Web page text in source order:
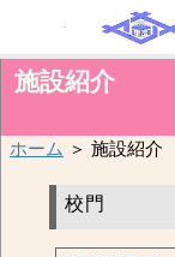
施設紹介
ホーム ＞ 施設紹介
校門